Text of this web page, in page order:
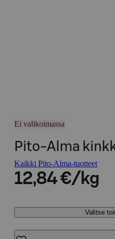
Ei valikoimassa
Pito-Alma
Kaikki Pito-Alma-tuotteet
12,84 €/kg
Valitse